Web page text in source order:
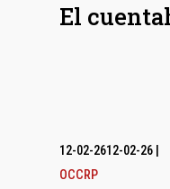
El
12-02-2612-02-26|
OCCRP